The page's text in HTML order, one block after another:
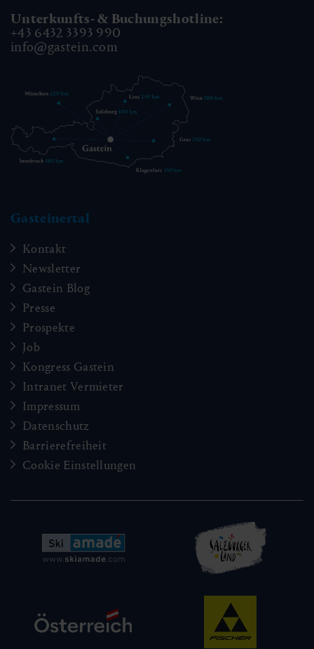
Unterkunfts- & Buchungshotline:
+43 6432 3393 990
info@gastein.com
Gasteinertal
Kontakt
Newsletter
Gastein Blog
Presse
Prospekte
Job
Kongress Gastein
Intranet Vermieter
Impressum
Datenschutz
Barrierefreiheit
Cookie Einstellungen